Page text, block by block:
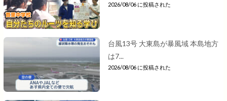
2026/08/06 に投稿された
台風13号 大東島が暴風域 本島地方
は7...
2026/08/06 に投稿された